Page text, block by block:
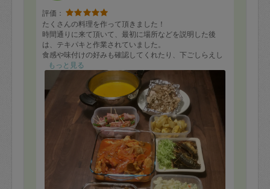
評価：
たくさんの料理を作って頂きました！
時間通りに来て頂いて、最初に場所などを説明した後
は、テキパキと作業されていました。
食感や味付けの好みも確認してくれたり、下ごしらえし
て頂いたメニューについては、その後の調理方法も細か
く教えて下さいましたし、人柄も良くてとても話しやす
まだ一部しか食べていませんが、とても美味しく、家族
全員大満足です！
是非またお願いしたいと思います。
今日はありがとうございました。
もっと見る